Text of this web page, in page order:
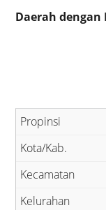
Daerah dengan